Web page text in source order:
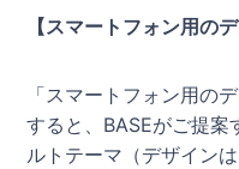
【スマートフォン用の
「スマートフォン用の
すると、BASEがご提案
ルトテーマ（デザイン